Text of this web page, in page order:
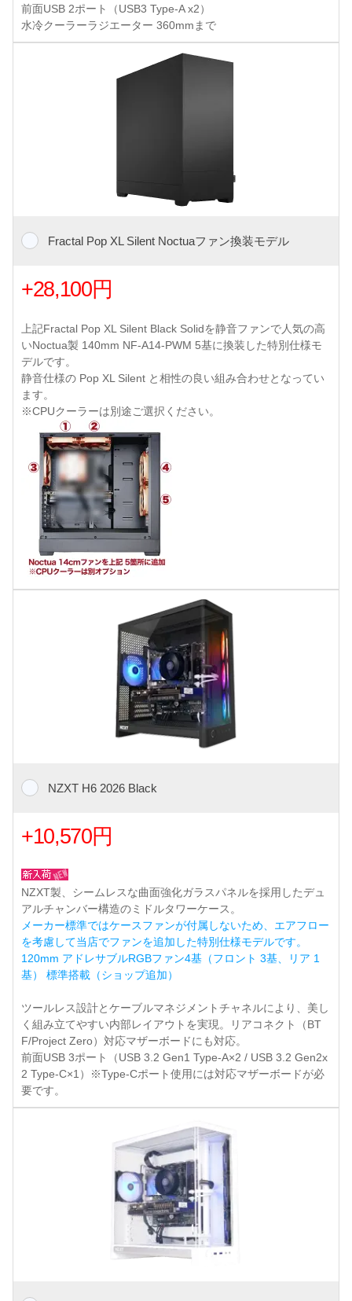
前面USB 2ポート（USB3 Type-A x2）
水冷クーラーラジエーター 360mmまで
Fractal Pop XL Silent Noctuaファン換装モデル
+28,100円
上記Fractal Pop XL Silent Black Solidを静音ファンで人気の高
いNoctua製 140mm NF-A14-PWM 5基に換装した特別仕様モ
デルです。
静音仕様の Pop XL Silent と相性の良い組み合わせとなってい
ます。
※CPUクーラーは別途ご選択ください。
NZXT H6 2026 Black
+10,570円
NZXT製、シームレスな曲面強化ガラスパネルを採用したデュ
アルチャンバー構造のミドルタワーケース。
メーカー標準ではケースファンが付属しないため、エアフロー
を考慮して当店でファンを追加した特別仕様モデルです。
120mm アドレサブルRGBファン4基（フロント 3基、リア 1
基） 標準搭載（ショップ追加）
ツールレス設計とケーブルマネジメントチャネルにより、美し
く組み立てやすい内部レイアウトを実現。リアコネクト（BT
F/Project Zero）対応マザーボードにも対応。
前面USB 3ポート（USB 3.2 Gen1 Type-A×2 / USB 3.2 Gen2x
2 Type-C×1）※Type-Cポート使用には対応マザーボードが必
要です。